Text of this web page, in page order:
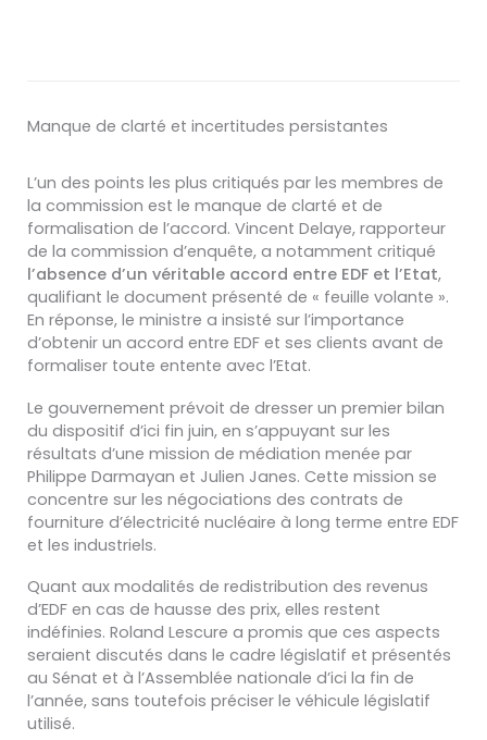
Manque de clarté et incertitudes persistantes
L’un des points les plus critiqués par les membres de
la commission est le manque de clarté et de
formalisation de l’accord. Vincent Delaye, rapporteur
de la commission d’enquête, a notamment critiqué
l’absence d’un véritable accord entre EDF et l’Etat,
qualifiant le document présenté de « feuille volante ».
En réponse, le ministre a insisté sur l’importance
d’obtenir un accord entre EDF et ses clients avant de
formaliser toute entente avec l’Etat.
Le gouvernement prévoit de dresser un premier bilan
du dispositif d’ici fin juin, en s’appuyant sur les
résultats d’une mission de médiation menée par
Philippe Darmayan et Julien Janes. Cette mission se
concentre sur les négociations des contrats de
fourniture d’électricité nucléaire à long terme entre EDF
et les industriels.
Quant aux modalités de redistribution des revenus
d’EDF en cas de hausse des prix, elles restent
indéfinies. Roland Lescure a promis que ces aspects
seraient discutés dans le cadre législatif et présentés
au Sénat et à l’Assemblée nationale d’ici la fin de
l’année, sans toutefois préciser le véhicule législatif
utilisé.